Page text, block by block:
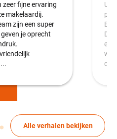
zeer fijne ervaring
makelaardij.
zijn een super
je oprecht
en
Alle verhalen bekijken